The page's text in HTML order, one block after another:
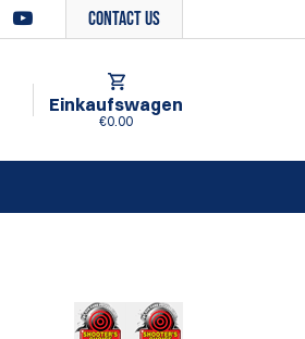
Contact Us
Einkaufswagen
€0.00